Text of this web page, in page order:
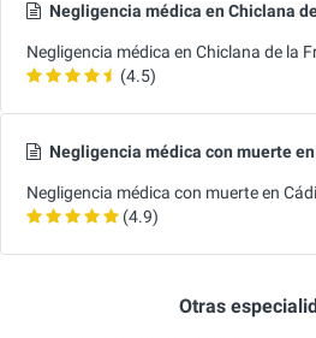
Negligencia médica en Chiclana
Negligencia médica en Chiclana de la
(4.5)
Negligencia médica con muerte
Negligencia médica con muerte en
(4.9)
Otras